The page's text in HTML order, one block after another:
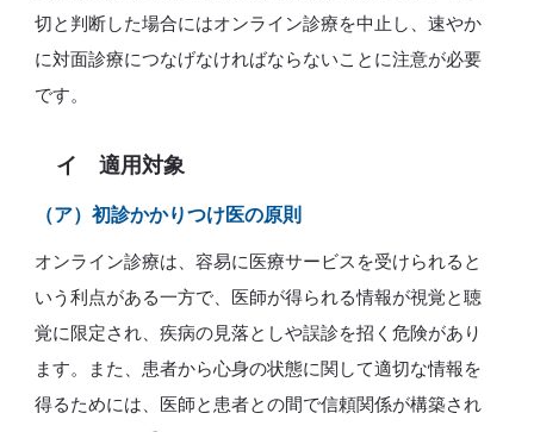
切と判断した場合にはオンライン診療を中止し、速やか
に対面診療につなげなければならないことに注意が必要
です。
イ 適用対象
（ア）初診かかりつけ医の原則
オンライン診療は、容易に医療サービスを受けられると
いう利点がある一方で、医師が得られる情報が視覚と聴
覚に限定され、疾病の見落としや誤診を招く危険があり
ます。また、患者から心身の状態に関して適切な情報を
得るためには、医師と患者との間で信頼関係が構築され